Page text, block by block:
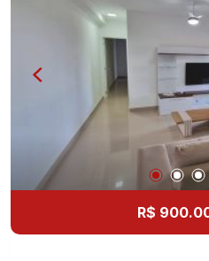
Avenida João Fiúsa, 1051
| Ribeirão Preto.
R$